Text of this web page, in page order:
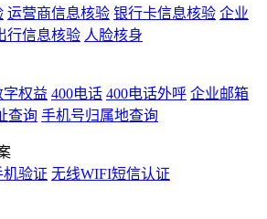
运营商信息核验 银行卡信息核验 企业
行信息核验 人脸核身
字权益 400电话 400电话外呼 企业邮箱
查询 手机号归属地查询
验证 无线WIFI短信认证